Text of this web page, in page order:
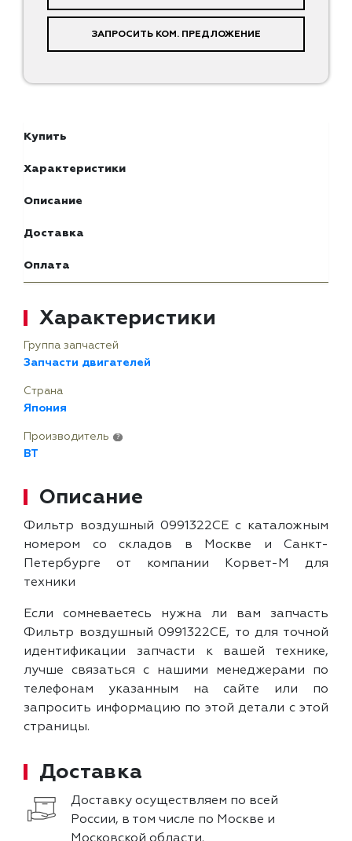
ЗАПРОСИТЬ КОМ. ПРЕДЛОЖЕНИЕ
Купить
Характеристики
Описание
Доставка
Оплата
Характеристики
Группа запчастей
Запчасти двигателей
Страна
Япония
Производитель ?
BT
Описание
Фильтр воздушный 0991322CE с каталожным
номером со складов в Москве и Санкт-
Петербурге от компании Корвет-М для
техники
Если сомневаетесь нужна ли вам запчасть
Фильтр воздушный 0991322CE, то для точной
идентификации запчасти к вашей технике,
лучше связаться с нашими менеджерами по
телефонам указанным на сайте или по
запросить информацию по этой детали с этой
страницы.
Доставка
Доставку осуществляем по всей
России, в том числе по Москве и